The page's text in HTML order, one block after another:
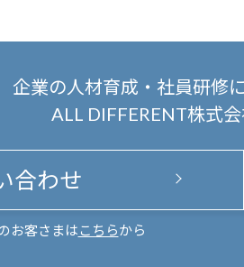
企業の人材育成・社員研修に
ALL DIFFERENT株式
合わせ
お客さまは こちらから